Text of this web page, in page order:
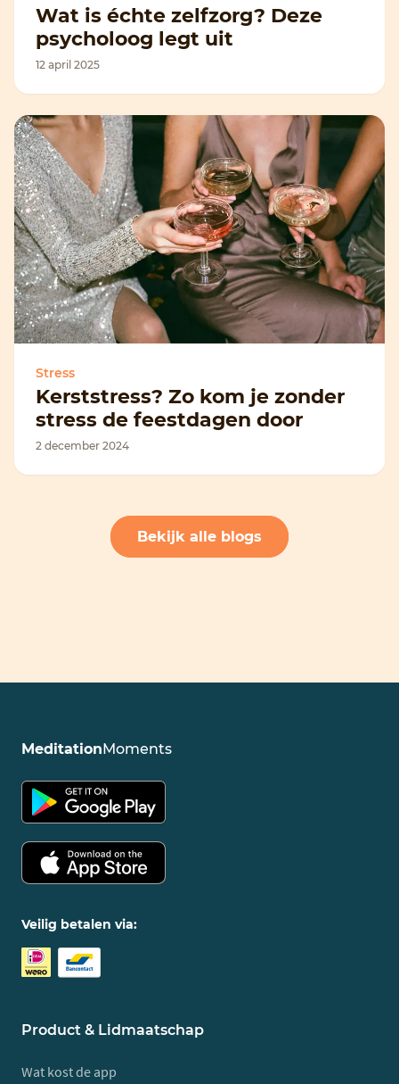
Wat is échte zelfzorg? Deze
psycholoog legt uit
12 april 2025
Stress
Kerststress? Zo kom je zonder
stress de feestdagen door
2 december 2024
Bekijk alle blogs
MeditationMoments
Veilig betalen via:
Product & Lidmaatschap
Wat kost de app